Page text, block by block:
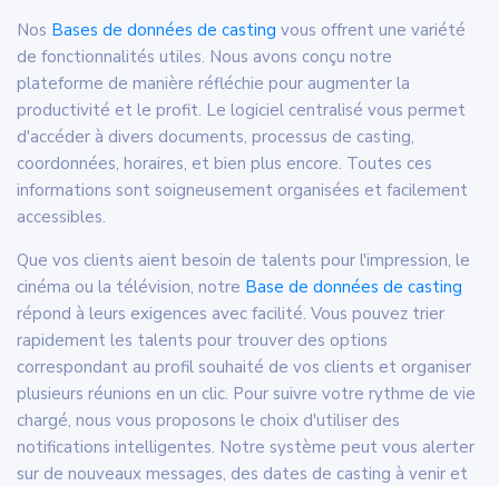
Nos Bases de données de casting vous offrent une variété
de fonctionnalités utiles. Nous avons conçu notre
plateforme de manière réfléchie pour augmenter la
productivité et le profit. Le logiciel centralisé vous permet
d'accéder à divers documents, processus de casting,
coordonnées, horaires, et bien plus encore. Toutes ces
informations sont soigneusement organisées et facilement
accessibles.
Que vos clients aient besoin de talents pour l'impression, le
cinéma ou la télévision, notre Base de données de casting
répond à leurs exigences avec facilité. Vous pouvez trier
rapidement les talents pour trouver des options
correspondant au profil souhaité de vos clients et organiser
plusieurs réunions en un clic. Pour suivre votre rythme de vie
chargé, nous vous proposons le choix d'utiliser des
notifications intelligentes. Notre système peut vous alerter
sur de nouveaux messages, des dates de casting à venir et